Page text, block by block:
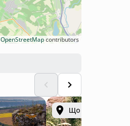
OpenStreetMapcontributors
Що поряд? 19.3 км